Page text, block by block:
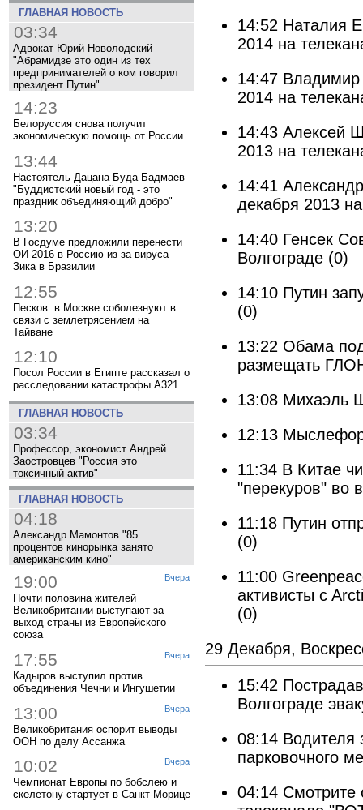
ГЛАВНАЯ НОВОСТЬ
03:34
Адвокат Юрий Новолодский
"Абрамидзе это один из тех
предпринимателей о ком говорил
президент Путин"
14:23
Белоруссия снова получит
экономическую помощь от России
13:44
Настоятель Дацана Буда Бадмаев
"Буддистский новый год - это
праздник объединяющий добро"
13:20
В Госдуме предложили перенести
ОИ-2016 в Россию из-за вируса
Зика в Бразилии
12:55
Песков: в Москве соболезнуют в
связи с землетрясением на
Тайване
12:10
Посол России в Египте рассказал о
расследовании катастрофы A321
ГЛАВНАЯ НОВОСТЬ
03:34
Профессор, экономист Андрей
Заостровцев "Россия это
токсичный актив"
ГЛАВНАЯ НОВОСТЬ
04:18
Александр Мамонтов "85
процентов кинорынка занято
американским кино"
Вчера
19:00
Почти половина жителей
Великобритании выступают за
выход страны из Европейского
союза
Вчера
17:55
Кадыров выступил против
объединения Чечни и Ингушетии
Вчера
13:00
Великобритания оспорит выводы
ООН по делу Ассанжа
Вчера
10:02
Чемпионат Европы по бобслею и
скелетону стартует в Санкт-Морице
14:52 Наталия
2014 на
14:47 Владимир
2014 на
14:43 Алексей
2013 на
14:41
декабря 2013
14:40 Генсек
Волгограде (0)
14:10 Путин
(0)
13:22 Обама
размещать
13:08 Михаэль
12:13
11:34 В Китае
"перекуров" во
11:18 Путин
(0)
11:00
активисты c
(0)
29 Декабря,
15:42
Волгограде
08:14 Водителя
парковочного
04:14 Смотрите